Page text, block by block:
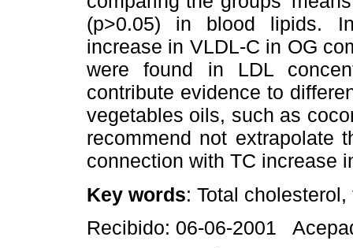
(p>0.05) in blood lipids.
increase in VLDL-C in OG
were found in LDL
contribute evidence to
vegetables oils, such as
recommend not extrapolate
connection with TC increase
Key words: Total
Recibido: 06-06-2001